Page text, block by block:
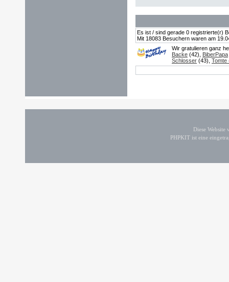
Es ist / sind gerade 0 registrierte(r)
Mit 18083 Besuchern waren am
Wir gratulieren ganz
Backe (42), BiberPapa
Schlosser (43), Tomte
Diese
PHPKIT ist eine